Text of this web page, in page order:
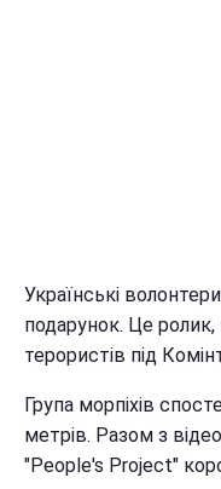
Українські
подарунок. Це
терористів під
Група морпіхів
метрів. Разом з
"People's Project"